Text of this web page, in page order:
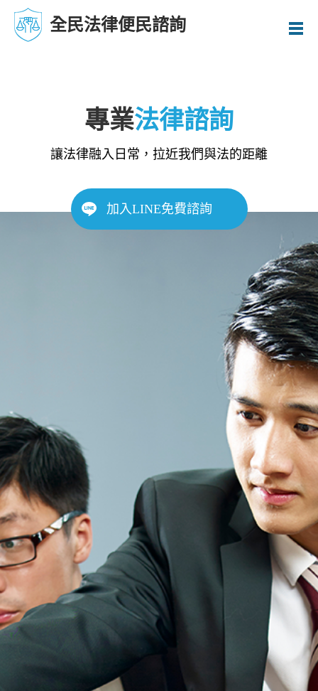
全民法律便民諮詢
專業法律諮詢
讓法律融入日常，拉近我們與法的距離
加入LINE免費諮詢